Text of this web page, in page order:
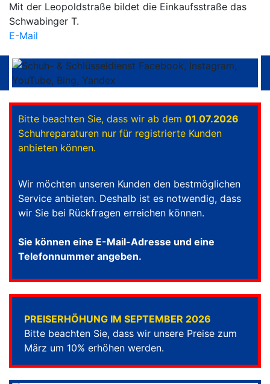
Mit der Leopoldstraße bildet die Einkaufsstraße das
Schwabinger T.
E-Mail
Bitte beachten Sie, dass wir ab dem 01.07.2026
Schuhreparaturen nur für registrierte Kunden
anbieten können.
Wir möchten unseren Kunden den bestmöglichen
Service anbieten. Deshalb ist es notwendig, dass
wir Sie bei Rückfragen erreichen können.
Sie können eine E-Mail-Adresse und eine
Telefonnummer angeben.
PREISERHÖHUNG IM SEPTEMBER 2026
Bitte beachten Sie, dass wir unsere Preise zum
März um 10% erhöhen werden.